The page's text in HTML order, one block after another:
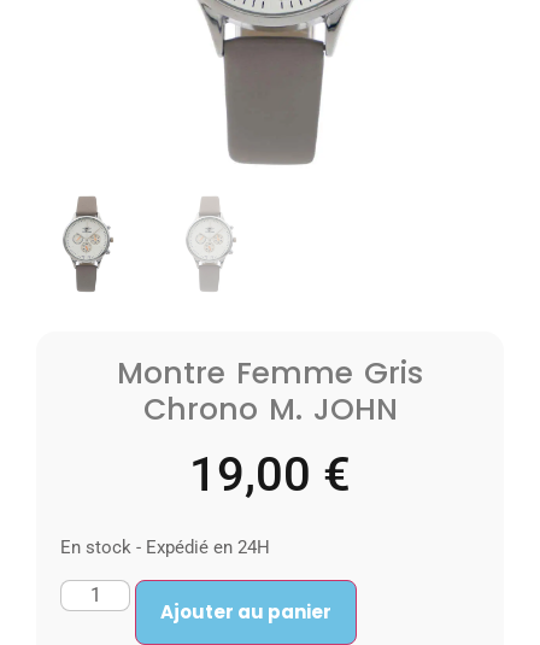
Montre Femme Gris
Chrono M. JOHN
19,00 €
En stock - Expédié en 24H
Ajouter au panier